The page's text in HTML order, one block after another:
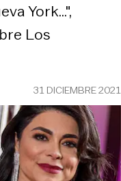
York...",
Los
31 DICIEMBRE 2021